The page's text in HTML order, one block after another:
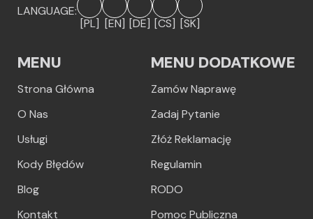
LANGUAGE:
[PL] [EN] [DE] [CS] [SK]
MENU
Strona Główna
O Nas
Usługi
Kody Błędów
Blog
Kontakt
MENU DODATKOWE
Zamów Naprawę
Zadaj Pytanie
Złóż Reklamację
Regulamin
RODO
Pomoc Publiczna